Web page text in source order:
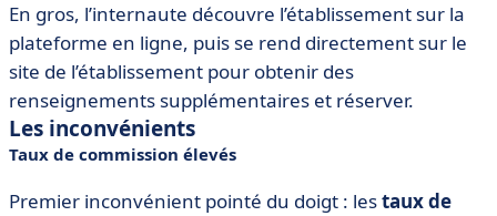
En gros, l’internaute découvre l’établissement sur la
plateforme en ligne, puis se rend directement sur le
site de l’établissement pour obtenir des
renseignements supplémentaires et réserver.
Les inconvénients
Taux de commission élevés
Premier inconvénient pointé du doigt : lestaux de